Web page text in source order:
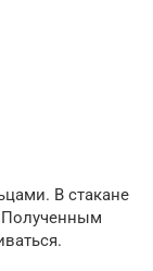
В стакане
Полученным